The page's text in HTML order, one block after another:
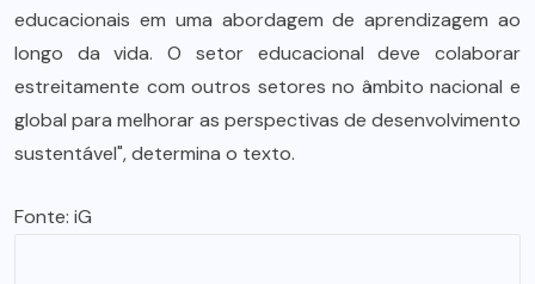
educacionais em uma abordagem de aprendizagem ao
longo da vida. O setor educacional deve colaborar
estreitamente com outros setores no âmbito nacional e
global para melhorar as perspectivas de desenvolvimento
sustentável", determina o texto.
Fonte: iG